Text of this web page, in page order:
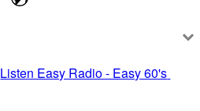
Listen Easy Radio - Easy 60's